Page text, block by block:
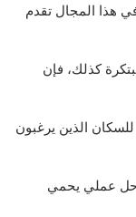
هذا المجال تقدم
كذلك، فإن
للسكان الذين يرغبون
حل عملي يحمي